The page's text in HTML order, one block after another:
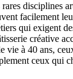
disciplines
facilement
qui exigent
créative
vie à 40 ans,
ceux qui